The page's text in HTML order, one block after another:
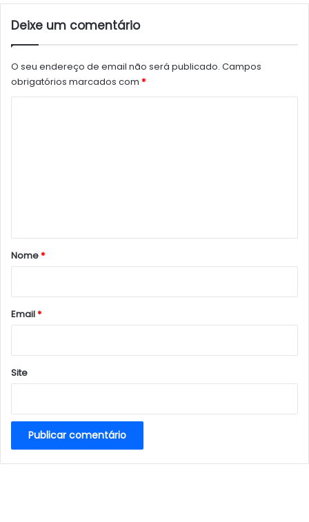
Deixe um comentário
O seu endereço de email não será publicado. Campos
obrigatórios marcados com *
r
*
Nome*
Email*
Site